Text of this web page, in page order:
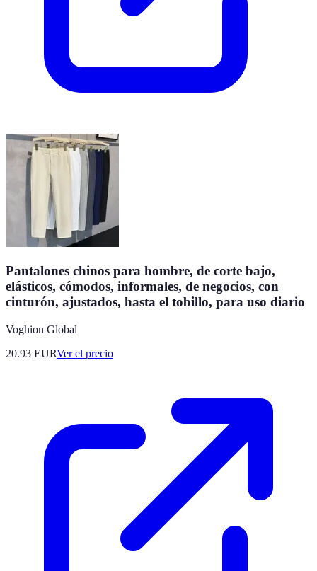
Pantalones chinos para hombre, de corte bajo,
elásticos, cómodos, informales, de negocios, con
cinturón, ajustados, hasta el tobillo, para uso diario
Voghion Global
20.93 EURVer el precio